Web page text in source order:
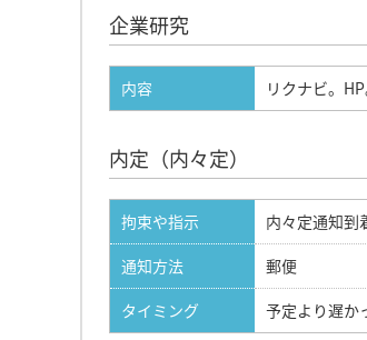
企業研究
内容 リクナビ。HP
内定（内々定）
拘束や指示
内々定通知到
通知方法
郵便
タイミング
予定より遅か